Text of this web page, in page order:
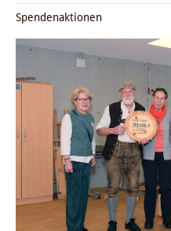
Spendenaktionen